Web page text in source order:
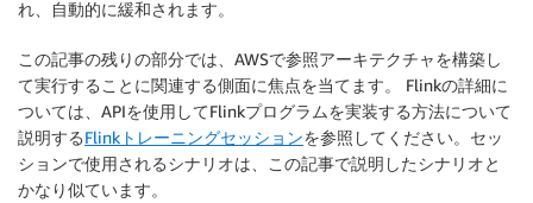
れ、自動的に緩和されます。
この記事の残りの部分では、AWSで参照アーキテクチャを構築し
て実行することに関連する側面に焦点を当てます。 Flinkの詳細に
ついては、APIを使用してFlinkプログラムを実装する方法について
説明するFlinkトレーニングセッションを参照してください。セッ
ションで使用されるシナリオは、この記事で説明したシナリオと
かなり似ています。